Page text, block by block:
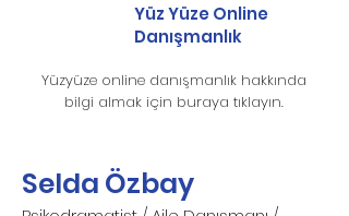
Yüz Yüze Online
Danışmanlık
Yüzyüze online danışmanlık hakkında
bilgi almak için buraya tıklayın.
Selda Özbay